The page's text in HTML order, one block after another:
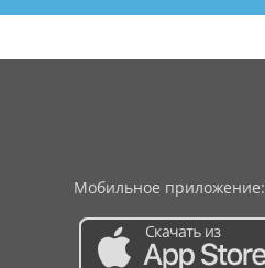
Мобильное приложение: